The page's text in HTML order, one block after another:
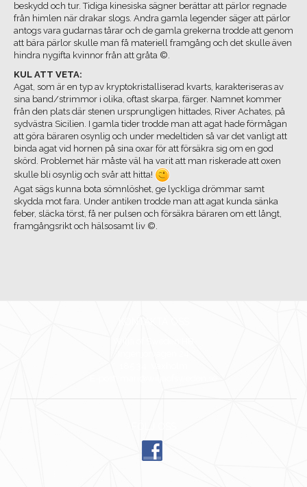
beskydd och tur. Tidiga kinesiska sägner berättar att pärlor regnade
från himlen när drakar slogs. Andra gamla legender säger att pärlor
antogs vara gudarnas tårar och de gamla grekerna trodde att genom
att bära pärlor skulle man få materiell framgång och det skulle även
hindra nygifta kvinnor från att gråta ©.
KUL ATT VETA:
Agat, som är en typ av kryptokristalliserad kvarts, karakteriseras av
sina band/strimmor i olika, oftast skarpa, färger. Namnet kommer
från den plats där stenen ursprungligen hittades, River Achates, på
sydvästra Sicilien. I gamla tider trodde man att agat hade förmågan
att göra bäraren osynlig och under medeltiden så var det vanligt att
binda agat vid hornen på sina oxar för att försäkra sig om en god
skörd. Problemet här måste väl ha varit att man riskerade att oxen
skulle bli osynlig och svår att hitta!
Agat sägs kunna bota sömnlöshet, ge lyckliga drömmar samt
skydda mot fara. Under antiken trodde man att agat kunda sänka
feber, släcka törst, få ner pulsen och försäkra bäraren om ett långt,
framgångsrikt och hälsosamt liv ©.